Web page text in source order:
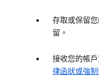
存取或保留
留。
接收您的帳
律函狀或強